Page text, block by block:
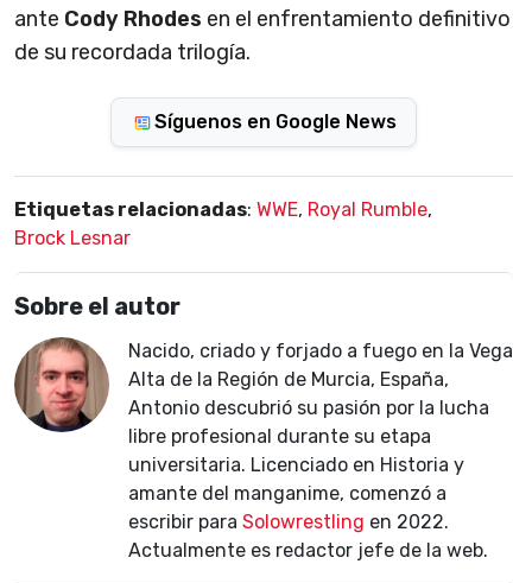
ante Cody Rhodes en el enfrentamiento definitivo
de su recordada trilogía.
Síguenos en Google News
Etiquetas relacionadas: WWE, Royal Rumble,
Brock Lesnar
Sobre el autor
Nacido, criado y forjado a fuego en la Vega
Alta de la Región de Murcia, España,
Antonio descubrió su pasión por la lucha
libre profesional durante su etapa
universitaria. Licenciado en Historia y
amante del manganime, comenzó a
escribir para Solowrestling en 2022.
Actualmente es redactor jefe de la web.